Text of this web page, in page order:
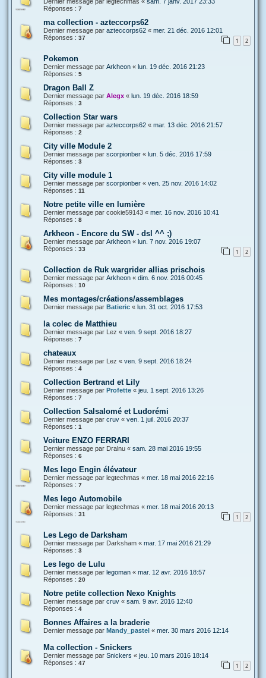
Réponses : 7
ma collection - azteccorps62
Dernier message par azteccorps62 « mer. 21 déc. 2016 12:01
Réponses : 37 1 2
Pokemon
Dernier message par Arkheon « lun. 19 déc. 2016 21:23
Réponses : 5
Dragon Ball Z
Dernier message par Alegx « lun. 19 déc. 2016 18:59
Réponses : 3
Collection Star wars
Dernier message par azteccorps62 « mar. 13 déc. 2016 21:57
Réponses : 2
City ville Module 2
Dernier message par scorpionber « lun. 5 déc. 2016 17:59
Réponses : 3
City ville module 1
Dernier message par scorpionber « ven. 25 nov. 2016 14:02
Réponses : 11
Notre petite ville en lumière
Dernier message par cookie59143 « mer. 16 nov. 2016 10:41
Réponses : 8
Arkheon - Encore du SW - dsl ^^ ;)
Dernier message par Arkheon « lun. 7 nov. 2016 19:07
Réponses : 33 1 2
Collection de Ruk wargrider allias prischois
Dernier message par Arkheon « dim. 6 nov. 2016 00:45
Réponses : 10
Mes montages/créations/assemblages
Dernier message par Batieric « lun. 31 oct. 2016 17:53
la colec de Matthieu
Dernier message par Lez « ven. 9 sept. 2016 18:27
Réponses : 7
chateaux
Dernier message par Lez « ven. 9 sept. 2016 18:24
Réponses : 4
Collection Bertrand et Lily
Dernier message par Profette « jeu. 1 sept. 2016 13:26
Réponses : 7
Collection Salsalomé et Ludorémi
Dernier message par cruv « ven. 1 juil. 2016 20:37
Réponses : 1
Voiture ENZO FERRARI
Dernier message par Dralnu « sam. 28 mai 2016 19:55
Réponses : 6
Mes lego Engin élévateur
Dernier message par legtechmas « mer. 18 mai 2016 22:16
Réponses : 7
Mes lego Automobile
Dernier message par legtechmas « mer. 18 mai 2016 20:13
Réponses : 31 1 2
Les Lego de Darksham
Dernier message par Darksham « mar. 17 mai 2016 21:29
Réponses : 3
Les lego de Lulu
Dernier message par legoman « mar. 12 avr. 2016 18:57
Réponses : 20
Notre petite collection Nexo Knights
Dernier message par cruv « sam. 9 avr. 2016 12:40
Réponses : 4
Bonnes Affaires a la braderie
Dernier message par Mandy_pastel « mer. 30 mars 2016 12:14
Ma collection - Snickers
Dernier message par Snickers « jeu. 10 mars 2016 18:14
Réponses : 47 1 2